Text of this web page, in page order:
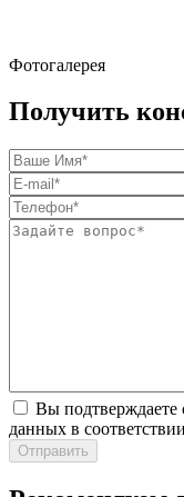
Фотогалерея
Получить
Вы подтверждаете
данных в
Отправить